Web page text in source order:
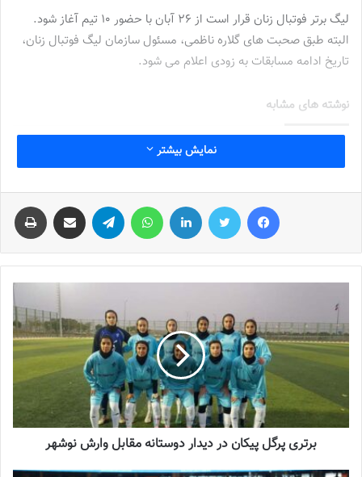
ليگ برتر فوتبال زنان قرار است از ٢٦ آبان با حضور ١٠ تيم آغاز شود.
البته طبق صحبت هاى گلاره ناظمى، مسئول سازمان ليگ فوتبال زنان،
تاريخ ادامه مسابقات به زودى اعلام مى شود.
نوشته های مشابه
شماره 772 روزنامه فوتبالز منتشر شد
شماره 1054 روزنامه فوتبالز منتشر شد
2023-06-14
شماره 918 روزنامه فوتبالز منتشر شد
2023-07-07
هفته اول:
نمایش بیشتر
برتری پرگل پیکان در دیدار دوستانه مقابل وارش نوشهر